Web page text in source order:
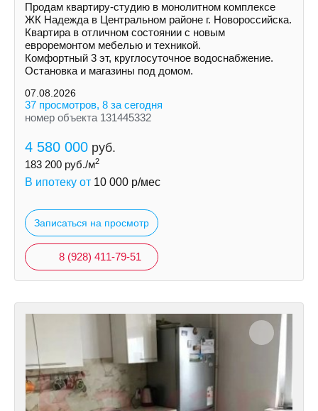
Продам квартиру-студию в монолитном комплексе
ЖК Надежда в Центральном районе г. Новороссийска.
Квартира в отличном состоянии с новым
евроремонтом мебелью и техникой.
Комфортный 3 эт, круглосуточное водоснабжение.
Остановка и магазины под домом.
07.08.2026
37 просмотров, 8 за сегодня
номер объекта 131445332
4 580 000 руб.
183 200 руб./м2
В ипотеку от 10 000 р/мес
Записаться на просмотр
8 (928) 411-79-51